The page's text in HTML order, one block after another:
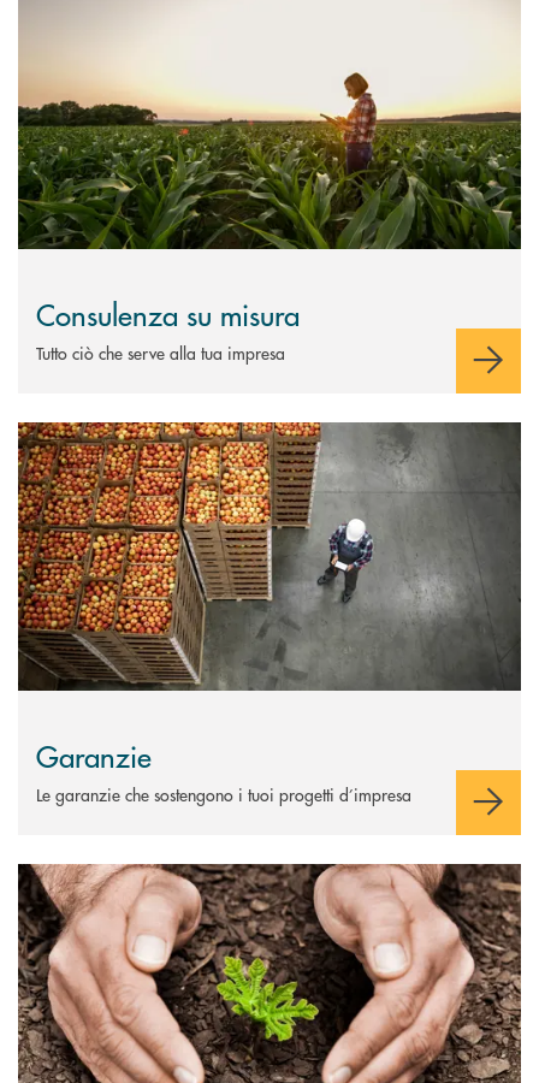
Consulenza su misura
Tutto ciò che serve alla tua impresa
Scopri di più Garanzie
Garanzie
Le garanzie che sostengono i tuoi progetti d’impresa
Scopri di più Assicurazioni